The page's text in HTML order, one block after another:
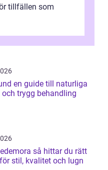
tillfällen som
och trygg behandling
så hittar du rätt
stil, kvalitet och lugn